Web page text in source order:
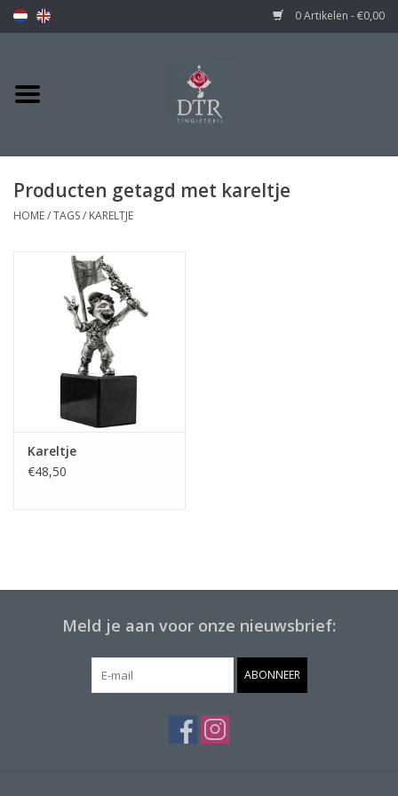
0 Artikelen - €0,00
Producten getagd met kareltje
HOME/TAGS/ KARELTJE
Kareltje
€48,50
Meld je aan voor onze nieuwsbrief:
ABONNEER